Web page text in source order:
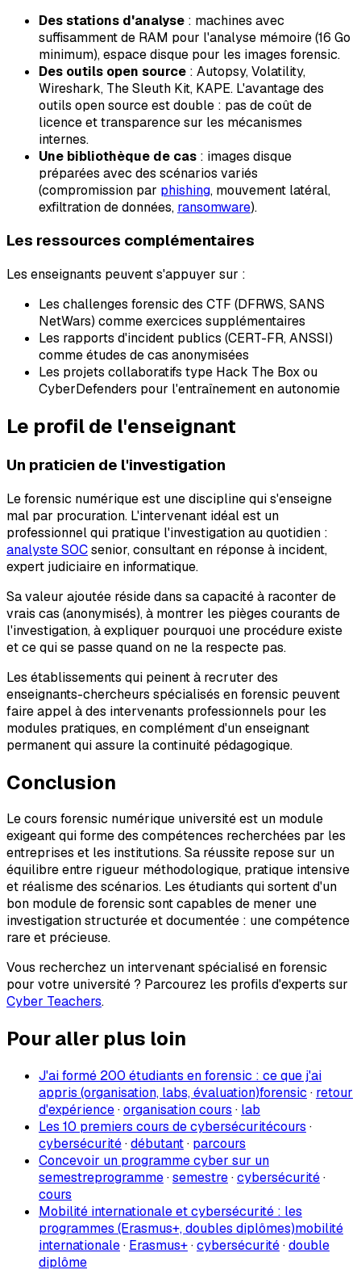
Des stations d'analyse : machines avec
suffisamment de RAM pour l'analyse mémoire (16 Go
minimum), espace disque pour les images forensic.
Des outils open source : Autopsy, Volatility,
Wireshark, The Sleuth Kit, KAPE. L'avantage des
outils open source est double : pas de coût de
licence et transparence sur les mécanismes
internes.
Une bibliothèque de cas : images disque
préparées avec des scénarios variés
(compromission par phishing, mouvement latéral,
exfiltration de données, ransomware).
Les ressources complémentaires
Les enseignants peuvent s'appuyer sur :
Les challenges forensic des CTF (DFRWS, SANS
NetWars) comme exercices supplémentaires
Les rapports d'incident publics (CERT-FR, ANSSI)
comme études de cas anonymisées
Les projets collaboratifs type Hack The Box ou
CyberDefenders pour l'entraînement en autonomie
Le profil de l'enseignant
Un praticien de l'investigation
Le forensic numérique est une discipline qui s'enseigne
mal par procuration. L'intervenant idéal est un
professionnel qui pratique l'investigation au quotidien :
analyste SOCsenior, consultant en réponse à incident,
expert judiciaire en informatique.
Sa valeur ajoutée réside dans sa capacité à raconter de
vrais cas (anonymisés), à montrer les pièges courants de
l'investigation, à expliquer pourquoi une procédure existe
et ce qui se passe quand on ne la respecte pas.
Les établissements qui peinent à recruter des
enseignants-chercheurs spécialisés en forensic peuvent
faire appel à des intervenants professionnels pour les
modules pratiques, en complément d'un enseignant
permanent qui assure la continuité pédagogique.
Conclusion
Le cours forensic numérique université est un module
exigeant qui forme des compétences recherchées par les
entreprises et les institutions. Sa réussite repose sur un
équilibre entre rigueur méthodologique, pratique intensive
et réalisme des scénarios. Les étudiants qui sortent d'un
bon module de forensic sont capables de mener une
investigation structurée et documentée : une compétence
rare et précieuse.
Vous recherchez un intervenant spécialisé en forensic
pour votre université ? Parcourez les profils d'experts sur
Cyber Teachers.
Pour aller plus loin
J'ai formé 200 étudiants en forensic : ce que j'ai
appris (organisation, labs, évaluation)forensic · retour
d'expérience·organisation cours · lab
Les 10 premiers cours de cybersécuritécours ·
cybersécurité·débutant· parcours
Concevoir un programme cyber sur un
semestreprogramme·semestre·cybersécurité·
cours
Mobilité internationale et cybersécurité : les
programmes (Erasmus+, doubles diplômes)mobilité
internationale· Erasmus+·cybersécurité·double
diplôme